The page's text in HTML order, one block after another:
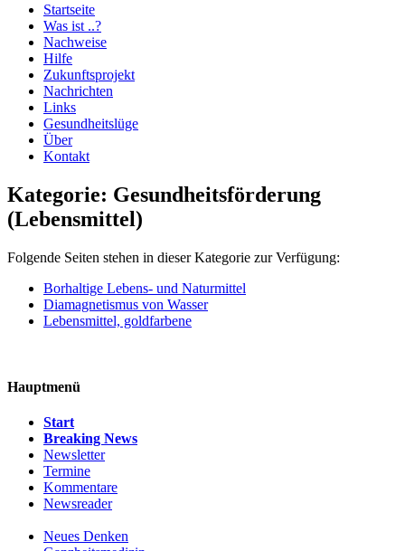
Startseite
Was ist ..?
Nachweise
Hilfe
Zukunftsprojekt
Nachrichten
Links
Gesundheitslüge
Über
Kontakt
Kategorie: Gesundheitsförderung
(Lebensmittel)
Folgende Seiten stehen in dieser Kategorie zur Verfügung:
Borhaltige Lebens- und Naturmittel
Diamagnetismus von Wasser
Lebensmittel, goldfarbene
Hauptmenü
Start
Breaking News
Newsletter
Termine
Kommentare
Newsreader
Neues Denken